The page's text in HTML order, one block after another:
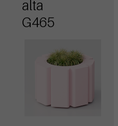
alta
G465